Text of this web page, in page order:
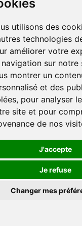
utilisons des
technologies
améliorer votre
sur notre
montrer un
et des
pour analyser
site et pour
de nos
J'accepte
Je refuse
Changer mes
information)